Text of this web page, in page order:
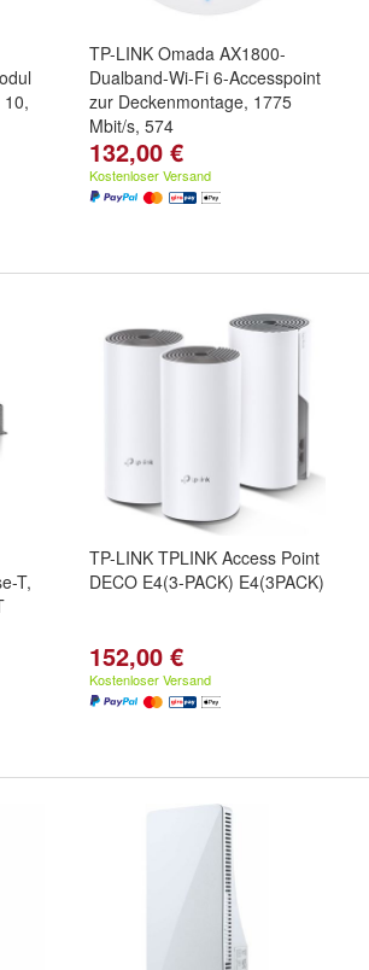
TP-LINK Omada AX1800-
Dualband-Wi-Fi 6-Accesspoint
zur Deckenmontage, 1775
Mbit/s, 574
132,00 €
Kostenloser Versand
T,
TP-LINK TPLINK Access Point
DECO E4(3-PACK) E4(3PACK)
152,00 €
Kostenloser Versand